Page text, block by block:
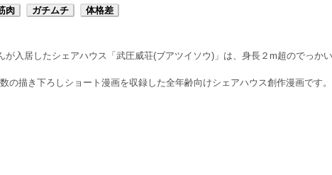
肉 ガチムチ 体格差
が入居したシェアハウス「武圧威荘(ブアツイソウ)」は、身長２m超のでっか
の描き下ろしショート漫画を収録した全年齢向けシェアハウス創作漫画です。